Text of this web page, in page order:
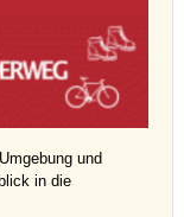
und
in die